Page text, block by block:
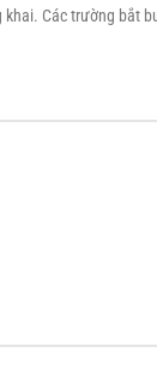
khai. Các trường bắt